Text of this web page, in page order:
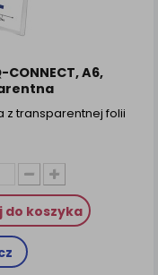
A6,
z transparentnej folii
do koszyka